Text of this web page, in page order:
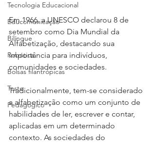
Tecnologia Educacional
Educomunicação
Bilíngue
Robótica
Bolsas filantrópicas
Teste
Pedagógico
Em 1966, a UNESCO declarou 8 de
setembro como Dia Mundial da
Alfabetização, destacando sua
importância para indivíduos,
comunidades e sociedades.⁣
Tradicionalmente, tem-se considerado
a alfabetização como um conjunto de
habilidades de ler, escrever e contar,
aplicadas em um determinado
contexto. As sociedades do